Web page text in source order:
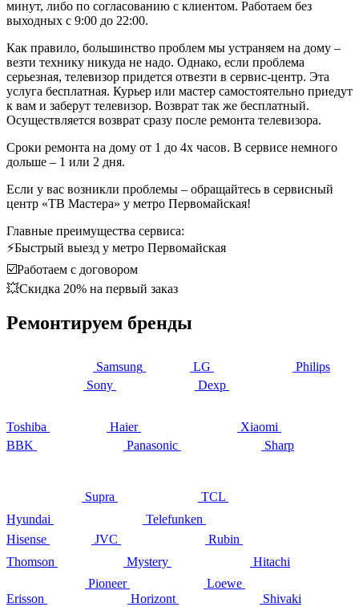
минут, либо по согласованию с клиентом. Работаем без
выходных с 9:00 до 22:00.
Как правило, большинство проблем мы устраняем на дому –
везти технику никуда не надо. Однако, если проблема
серьезная, телевизор придется отвезти в сервис-центр. Эта
услуга бесплатная. Курьер или мастер самостоятельно приедут
к вам и заберут телевизор. Возврат так же бесплатный.
Осуществляется возврат сразу после ремонта телевизора.
Сроки ремонта на дому от 1 до 4х часов. В сервисе немного
дольше – 1 или 2 дня.
Если у вас возникли проблемы – обращайтесь в сервисный
центр «ТВ Мастера» у метро Первомайская!
Главные преимущества сервиса:
⚡Быстрый выезд у метро Первомайская
☑️Работаем с договором
💥Скидка 20% на первый заказ
Ремонтируем бренды
Samsung LG
Philips
Sony
Dexp
Toshiba Haier
Xiaomi
BBK
Panasonic Sharp
Supra
TCL
Hyundai
Telefunken
Hisense
JVC
Rubin
Thomson
Mystery
Hitachi
Pioneer
Loewe
Erisson
Horizont
Shivaki